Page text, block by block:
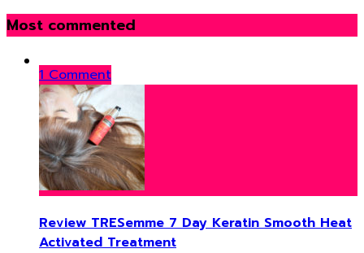
Most commented
1 Comment
Review TRESemme 7 Day Keratin Smooth Heat
Activated Treatment